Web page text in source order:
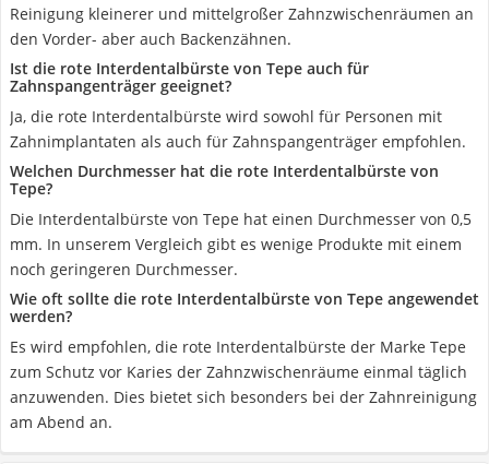
Reinigung kleinerer und mittelgroßer Zahnzwischenräumen an
den Vorder- aber auch Backenzähnen.
Ist die rote Interdentalbürste von Tepe auch für
Zahnspangenträger geeignet?
Ja, die rote Interdentalbürste wird sowohl für Personen mit
Zahnimplantaten als auch für Zahnspangenträger empfohlen.
Welchen Durchmesser hat die rote Interdentalbürste von
Tepe?
Die Interdentalbürste von Tepe hat einen Durchmesser von 0,5
mm. In unserem Vergleich gibt es wenige Produkte mit einem
noch geringeren Durchmesser.
Wie oft sollte die rote Interdentalbürste von Tepe angewendet
werden?
Es wird empfohlen, die rote Interdentalbürste der Marke Tepe
zum Schutz vor Karies der Zahnzwischenräume einmal täglich
anzuwenden. Dies bietet sich besonders bei der Zahnreinigung
am Abend an.